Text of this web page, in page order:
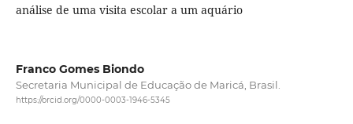
análise de uma visita escolar a um aquário
Franco Gomes Biondo
Secretaria Municipal de Educação de Maricá, Brasil.
https://orcid.org/0000-0003-1946-5345